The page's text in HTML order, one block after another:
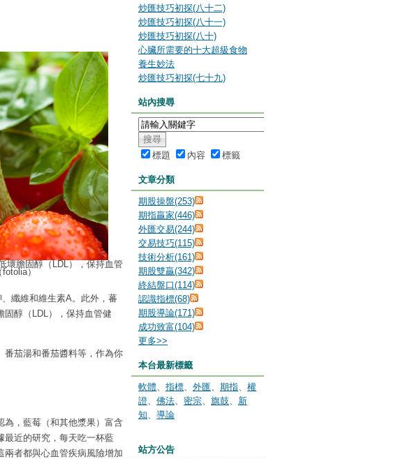
壞膽固醇（LDL），保持血管
fotolia）
纖維和維生素A。此外，蕃
醇（LDL），保持血管健
番茄湯和番茄醬料等，作為你
為，藍莓（和其他漿果）富含
最近的研究，每天吃一杯藍
兩者都與心血管疾病風險增加
炒匯技巧初探(八十二)
炒匯技巧初探(八十一)
炒匯技巧初探(八十)
心臟所需要的十大超級食物
養生妙法
炒匯技巧初探(七十九)
站內搜尋
標題 內容 標籤
文章分類
期股操盤(253)
期指贏家(446)
外匯交易(244)
交易技巧(115)
技術分析(161)
期股雙贏(342)
終結盤口(114)
認識指標(68)
期股導論(171)
成功致富(104)
更多>>
本台最新標籤
軟體、 指標、 外匯、 期指、 權
證、 佛法、 密宗、 旗鼓、 新
知、 導論
站方公告